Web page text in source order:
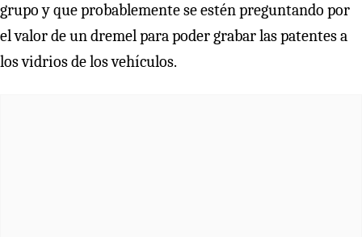
grupo y que probablemente se estén preguntando por
el valor de un dremel para poder grabar las patentes a
los vidrios de los vehículos.